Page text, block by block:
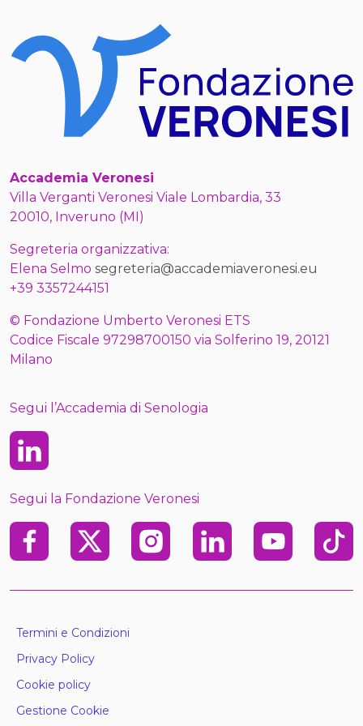
Accademia Veronesi
Villa Verganti Veronesi Viale Lombardia, 33
20010, Inveruno (MI)
Segreteria organizzativa:
Elena Selmo segreteria@accademiaveronesi.eu
+39 3357244151
© Fondazione Umberto Veronesi ETS
Codice Fiscale 97298700150 via Solferino 19, 20121
Milano
Segui l’Accademia di Senologia
Linkedin
Segui la Fondazione Veronesi
FacebookX InstagramLinkedin Youtube TikTok
Termini e Condizioni
Privacy Policy
Cookie policy
Gestione Cookie